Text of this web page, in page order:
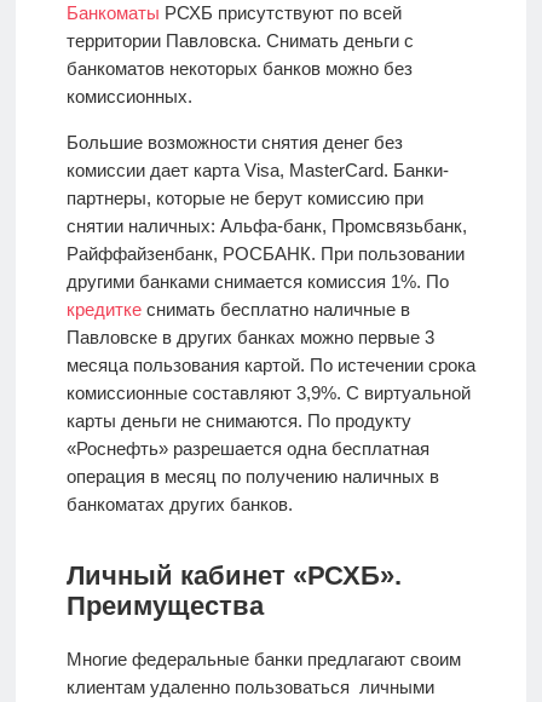
Банкоматы РСХБ присутствуют по всей
территории Павловска. Снимать деньги с
банкоматов некоторых банков можно без
комиссионных.
Большие возможности снятия денег без
комиссии дает карта Visa, MasterCard. Банки-
партнеры, которые не берут комиссию при
снятии наличных: Альфа-банк, Промсвязьбанк,
Райффайзенбанк, РОСБАНК. При пользовании
другими банками снимается комиссия 1%. По
кредиткеснимать бесплатно наличные в
Павловске в других банках можно первые 3
месяца пользования картой. По истечении срока
комиссионные составляют 3,9%. С виртуальной
карты деньги не снимаются. По продукту
«Роснефть» разрешается одна бесплатная
операция в месяц по получению наличных в
банкоматах других банков.
Личный кабинет «РСХБ».
Преимущества
Многие федеральные банки предлагают своим
клиентам удаленно пользоваться личными